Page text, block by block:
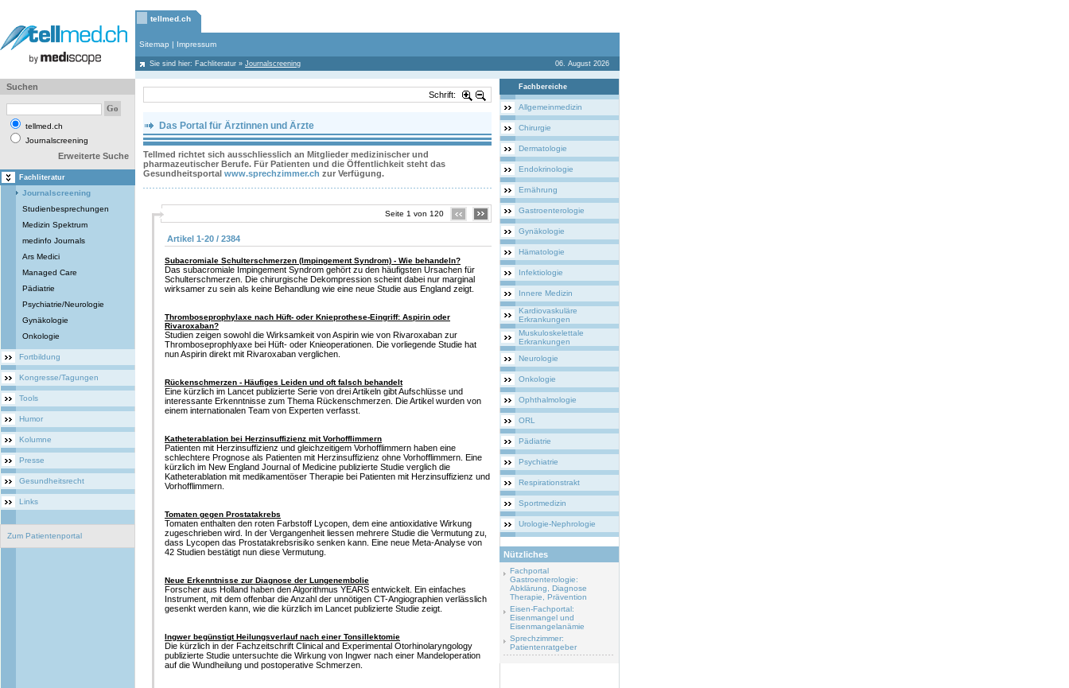
tellmed.ch
Sitemap | Impressum
Sie sind hier: Fachliteratur » Journalscreening 06. August 2026
Suchen
tellmed.ch
Journalscreening
Erweiterte Suche
Fachliteratur
Journalscreening
Studienbesprechungen
Medizin Spektrum
medinfo Journals
Ars Medici
Managed Care
Pädiatrie
Psychiatrie/Neurologie
Gynäkologie
Onkologie
Fortbildung
Kongresse/Tagungen
Tools
Humor
Kolumne
Presse
Gesundheitsrecht
Links
Zum Patientenportal
Schrift:
Das Portal für Ärztinnen und Ärzte
Tellmed richtet sich ausschliesslich an Mitglieder medizinischer und
pharmazeutischer Berufe. Für Patienten und die Öffentlichkeit steht das
Gesundheitsportal www.sprechzimmer.ch zur Verfügung.
Seite 1 von 120
Artikel 1-20 / 2384
Subacromiale Schulterschmerzen (Impingement Syndrom) - Wie behandeln?
Das subacromiale Impingement Syndrom gehört zu den häufigsten Ursachen für
Schulterschmerzen. Die chirurgische Dekompression scheint dabei nur marginal
wirksamer zu sein als keine Behandlung wie eine neue Studie aus England zeigt.
Thromboseprophylaxe nach Hüft- oder Knieprothese-Eingriff: Aspirin oder
Rivaroxaban?
Studien zeigen sowohl die Wirksamkeit von Aspirin wie von Rivaroxaban zur
Thromboseprophlyaxe bei Hüft- oder Knieoperationen. Die vorliegende Studie hat
nun Aspirin direkt mit Rivaroxaban verglichen.
Rückenschmerzen - Häufiges Leiden und oft falsch behandelt
Eine kürzlich im Lancet publizierte Serie von drei Artikeln gibt Aufschlüsse und
interessante Erkenntnisse zum Thema Rückenschmerzen. Die Artikel wurden von
einem internationalen Team von Experten verfasst.
Katheterablation bei Herzinsuffizienz mit Vorhofflimmern
Patienten mit Herzinsuffizienz und gleichzeitigem Vorhofflimmern haben eine
schlechtere Prognose als Patienten mit Herzinsuffizienz ohne Vorhofflimmern. Eine
kürzlich im New England Journal of Medicine publizierte Studie verglich die
Katheterablation mit medikamentöser Therapie bei Patienten mit Herzinsuffizienz und
Vorhofflimmern.
Tomaten gegen Prostatakrebs
Tomaten enthalten den roten Farbstoff Lycopen, dem eine antioxidative Wirkung
zugeschrieben wird. In der Vergangenheit liessen mehrere Studie die Vermutung zu,
dass Lycopen das Prostatakrebsrisiko senken kann. Eine neue Meta-Analyse von
42 Studien bestätigt nun diese Vermutung.
Neue Erkenntnisse zur Diagnose der Lungenembolie
Forscher aus Holland haben den Algorithmus YEARS entwickelt. Ein einfaches
Instrument, mit dem offenbar die Anzahl der unnötigen CT-Angiographien verlässlich
gesenkt werden kann, wie die kürzlich im Lancet publizierte Studie zeigt.
Ingwer begünstigt Heilungsverlauf nach einer Tonsillektomie
Die kürzlich in der Fachzeitschrift Clinical and Experimental Otorhinolaryngology
publizierte Studie untersuchte die Wirkung von Ingwer nach einer Mandeloperation
auf die Wundheilung und postoperative Schmerzen.
Fachbereiche
Allgemeinmedizin
Chirurgie
Dermatologie
Endokrinologie
Ernährung
Gastroenterologie
Gynäkologie
Hämatologie
Infektiologie
Innere Medizin
Kardiovaskuläre
Erkrankungen
Muskuloskelettale
Erkrankungen
Neurologie
Onkologie
Ophthalmologie
ORL
Pädiatrie
Psychiatrie
Respirationstrakt
Sportmedizin
Urologie-Nephrologie
Nützliches
Fachportal
Gastroenterologie:
Abklärung, Diagnose
Therapie, Prävention
Eisen-Fachportal:
Eisenmangel und
Eisenmangelanämie
Sprechzimmer:
Patientenratgeber